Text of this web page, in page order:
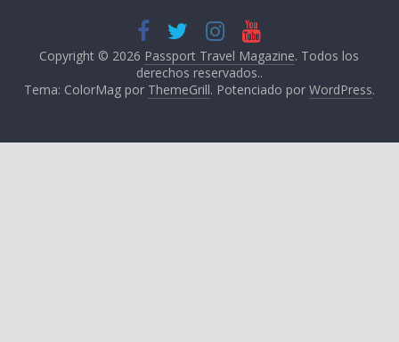
Copyright © 2026 Passport Travel Magazine. Todos los
derechos reservados..
Tema: ColorMag por ThemeGrill. Potenciado por WordPress.